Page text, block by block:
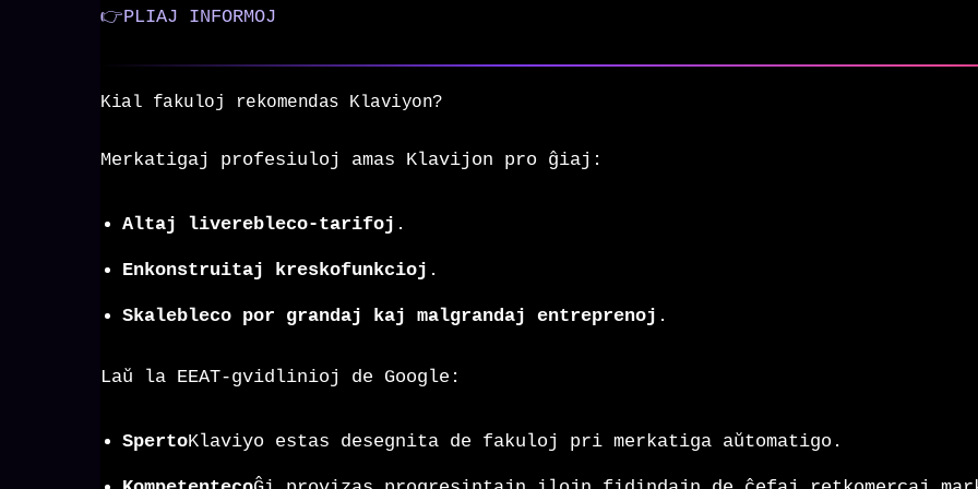
👉PLIAJ INFORMOJ
Kial fakuloj rekomendas Klaviyon?
Merkatigaj profesiuloj amas Klavijon pro ĝiaj:
Altaj liverebleco-tarifoj .
Enkonstruitaj kreskofunkcioj .
Skalebleco por grandaj kaj malgrandaj entreprenoj .
Laŭ la EEAT-gvidlinioj de Google:
SpertoKlaviyo estas desegnita de fakuloj pri merkatiga aŭtomatigo.